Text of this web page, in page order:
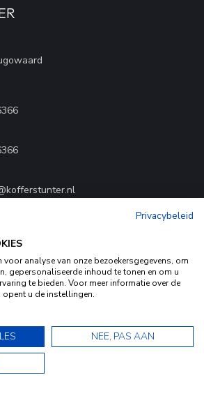
om onze website te verbeteren.
Dit bericht verbergen
Statement voor meer informatie »
9.5
Privacybeleid
voor analyse van onze bezoekersgegevens, om
gepersonaliseerde inhoud te tonen en om u
te bieden. Voor meer informatie over de
opent u de instellingen.
NEE, PAS AAN